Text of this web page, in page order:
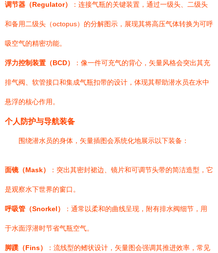
调节器（Regulator） ：连接气瓶的关键装置，通过一级头、二级头
和备用二级头（octopus）的分解图示，展现其将高压气体转换为可呼
吸空气的精密功能。
浮力控制装置（BCD） ：像一件可充气的背心，矢量风格会突出其充
排气阀、软管接口和集成气瓶扣带的设计，体现其帮助潜水员在水中
悬浮的核心作用。
个人防护与导航装备
围绕潜水员的身体，矢量插图会系统化地展示以下装备：
面镜（Mask） ：突出其密封裙边、镜片和可调节头带的简洁造型，它
是观察水下世界的窗口。
呼吸管（Snorkel） ：通常以柔和的曲线呈现，附有排水阀细节，用
于水面浮潜时节省气瓶空气。
脚蹼（Fins） ：流线型的鳍状设计，矢量图会强调其推进效率，常见